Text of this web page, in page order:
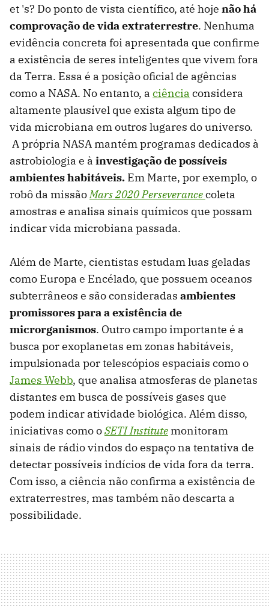
et 's? Do ponto de vista científico, até hoje não há
comprovação de vida extraterrestre. Nenhuma
evidência concreta foi apresentada que confirme
a existência de seres inteligentes que vivem fora
da Terra. Essa é a posição oficial de agências
como a NASA. No entanto, a ciência considera
altamente plausível que exista algum tipo de
vida microbiana em outros lugares do universo.
A própria NASA mantém programas dedicados à
astrobiologia e à investigação de possíveis
ambientes habitáveis. Em Marte, por exemplo, o
robô da missãoMars 2020 Perseverancecoleta
amostras e analisa sinais químicos que possam
indicar vida microbiana passada.
Além de Marte, cientistas estudam luas geladas
como Europa e Encélado, que possuem oceanos
subterrâneos e são consideradas ambientes
promissores para a existência de
microrganismos. Outro campo importante é a
busca por exoplanetas em zonas habitáveis,
impulsionada por telescópios espaciais como o
James Webb, que analisa atmosferas de planetas
distantes em busca de possíveis gases que
podem indicar atividade biológica. Além disso,
iniciativas como oSETI Institute monitoram
sinais de rádio vindos do espaço na tentativa de
detectar possíveis indícios de vida fora da terra.
Com isso, a ciência não confirma a existência de
extraterrestres, mas também não descarta a
possibilidade.